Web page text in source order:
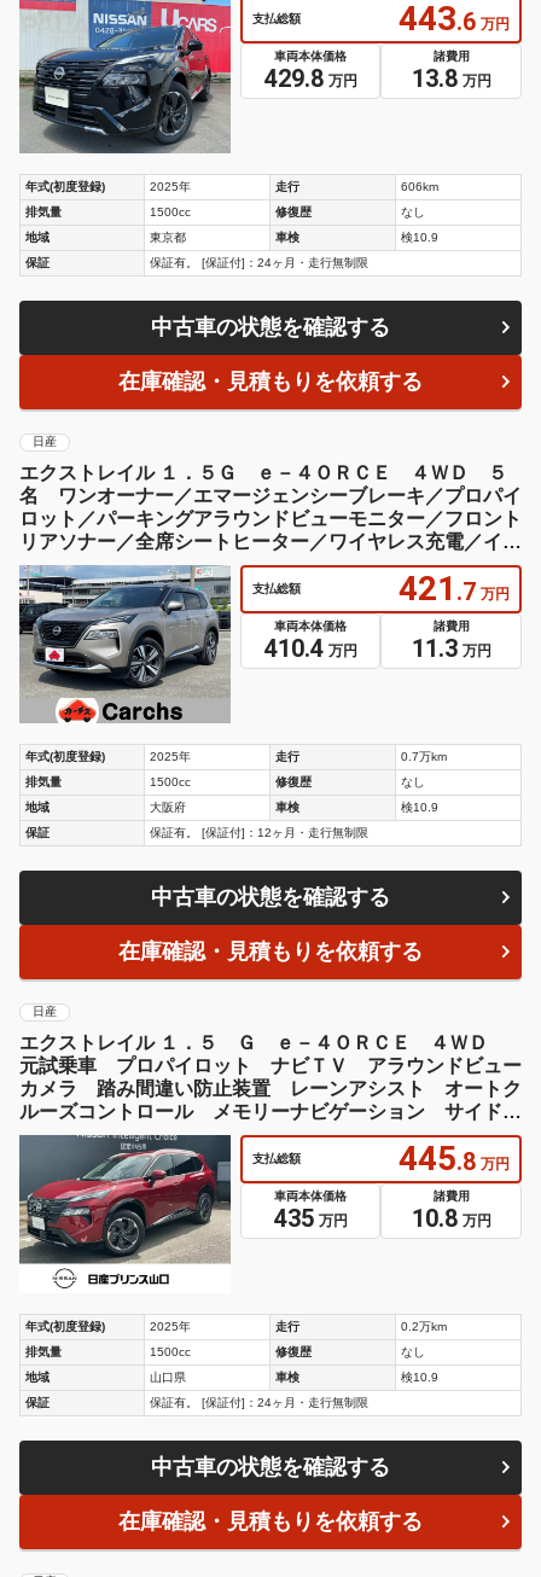
中古車の状態を確認する
在庫確認・見積もりを依頼する
日産
エクストレイル １．５Ｇ ｅ－４ＯＲＣＥ ４ＷＤ ５
名 ワンオーナー／エマージェンシーブレーキ／プロパイ
ロット／パーキングアラウンドビューモニター／フロント
リアソナー／全席シートヒーター／ワイヤレス充電／イン
テリジェントクルーズコントロール
支払総額 万円
車両本体価格
410.4 万円
諸費用
11.3
年式(初度登録) 2025年 走行
0.7万km
排気量
1500cc 修復歴
なし
地域
大阪府 車検
検10.9
保証
保証有。 [保証付]：12ヶ月・走行無制限
中古車の状態を確認する
在庫確認・見積もりを依頼する
日産
エクストレイル １．５ Ｇ ｅ－４ＯＲＣＥ ４ＷＤ
元試乗車 プロパイロット ナビＴＶ アラウンドビュー
カメラ 踏み間違い防止装置 レーンアシスト オートク
ルーズコントロール メモリーナビゲーション サイドエ
アバック パーキングアシスト Ｄレコ ＡＷ
支払総額 万円
車両本体価格
435 万円
諸費用
10.8
年式(初度登録) 2025年 走行
0.2万km
排気量
1500cc 修復歴
なし
地域
山口県 車検
検10.9
保証
保証有。 [保証付]：24ヶ月・走行無制限
中古車の状態を確認する
在庫確認・見積もりを依頼する
日産
エクストレイル Ｇ ｅ－４ＯＲＣＥ 全周囲カメラ メ
ーカー１２．３型ディスプレイ プロパイロット デジタ
ルミラー 衝突軽減 ブラインドスポットモニター パワ
ーシート シートヒーター メモリーシート ステアリン
グヒーター ドラレコ ＥＴＣ
支払総額 万円
車両本体価格
398.1 万円
諸費用
11.8